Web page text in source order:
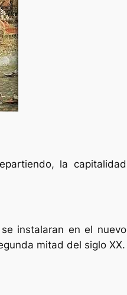
la capitalidad
instalaran en el nuevo
mitad del siglo XX.